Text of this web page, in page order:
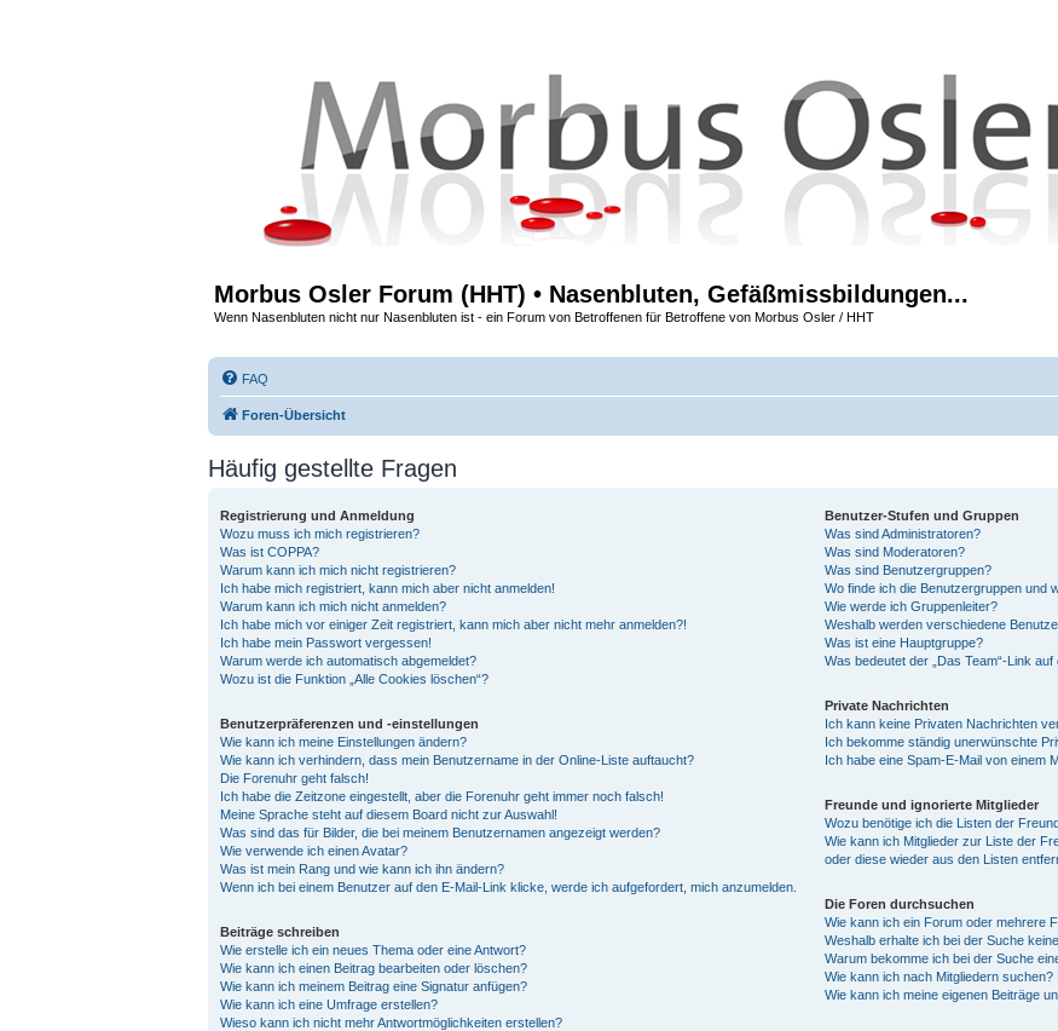
Morbus Osler Forum (HHT) • Nasenbluten, Gefäßmissbildungen...
Wenn Nasenbluten nicht nur Nasenbluten ist - ein Forum von Betroffenen für Betroffene von Morbus Osler / HHT
FAQ
Foren-Übersicht
Häufig gestellte Fragen
Registrierung und Anmeldung
Wozu muss ich mich registrieren?
Was ist COPPA?
Warum kann ich mich nicht registrieren?
Ich habe mich registriert, kann mich aber nicht anmelden!
Warum kann ich mich nicht anmelden?
Ich habe mich vor einiger Zeit registriert, kann mich aber nicht mehr anmelden?!
Ich habe mein Passwort vergessen!
Warum werde ich automatisch abgemeldet?
Wozu ist die Funktion „Alle Cookies löschen“?
Benutzerpräferenzen und -einstellungen
Wie kann ich meine Einstellungen ändern?
Wie kann ich verhindern, dass mein Benutzername in der Online-Liste auftaucht?
Die Forenuhr geht falsch!
Ich habe die Zeitzone eingestellt, aber die Forenuhr geht immer noch falsch!
Meine Sprache steht auf diesem Board nicht zur Auswahl!
Was sind das für Bilder, die bei meinem Benutzernamen angezeigt werden?
Wie verwende ich einen Avatar?
Was ist mein Rang und wie kann ich ihn ändern?
Wenn ich bei einem Benutzer auf den E-Mail-Link klicke, werde ich aufgefordert, mich anzumelden.
Beiträge schreiben
Wie erstelle ich ein neues Thema oder eine Antwort?
Wie kann ich einen Beitrag bearbeiten oder löschen?
Wie kann ich meinem Beitrag eine Signatur anfügen?
Wie kann ich eine Umfrage erstellen?
Wieso kann ich nicht mehr Antwortmöglichkeiten erstellen?
Benutzer-Stufen und Gruppen
Was sind Administratoren?
Was sind Moderatoren?
Was sind Benutzergruppen?
Wo finde ich die Benutzergruppen und
Wie werde ich Gruppenleiter?
Weshalb werden verschiedene
Was ist eine Hauptgruppe?
Was bedeutet der „Das Team“-Link
Private Nachrichten
Ich kann keine Privaten Nachrichten
Ich bekomme ständig unerwünschte
Ich habe eine Spam-E-Mail von einem
Freunde und ignorierte Mitglieder
Wozu benötige ich die Listen der
Wie kann ich Mitglieder zur Liste der
oder diese wieder aus den Listen
Die Foren durchsuchen
Wie kann ich ein Forum oder mehrere
Weshalb erhalte ich bei der Suche
Warum bekomme ich bei der Suche
Wie kann ich nach Mitgliedern suchen?
Wie kann ich meine eigenen Beiträge